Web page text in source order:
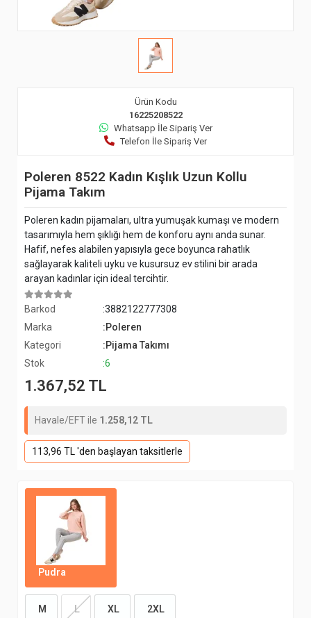
Ürün Kodu
16225208522
Whatsapp İle Sipariş Ver
Telefon İle Sipariş Ver
Poleren 8522 Kadın Kışlık Uzun Kollu
Pijama Takım
Poleren kadın pijamaları, ultra yumuşak kumaşı ve modern
tasarımıyla hem şıklığı hem de konforu aynı anda sunar.
Hafif, nefes alabilen yapısıyla gece boyunca rahatlık
sağlayarak kaliteli uyku ve kusursuz ev stilini bir arada
arayan kadınlar için ideal tercihtir.
Barkod
:3882122777308
Marka
:Poleren
Kategori
:Pijama Takımı
Stok
:6
1.367,52 TL
Havale/EFT ile 1.258,12 TL
113,96 TL 'den başlayan taksitlerle
Pudra
M L XL 2XL